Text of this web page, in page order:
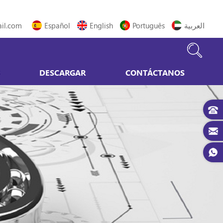
Español English Português العربية
DESCARGAR CONTÁCTANOS